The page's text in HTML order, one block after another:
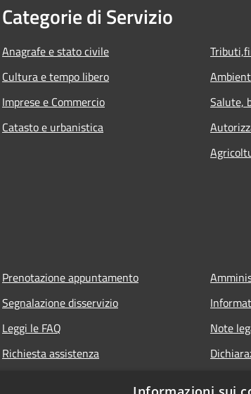
Categorie di Servizio
Anagrafe e stato civile
Cultura e tempo libero
Imprese e Commercio
Catasto e urbanistica
Salute,
Prenotazione appuntamento
Segnalazione disservizio
Leggi le FAQ
Richiesta assistenza
Note